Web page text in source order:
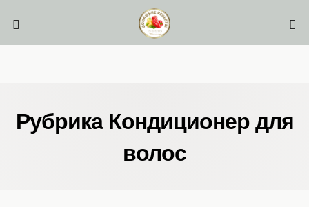
Рубрика Кондиционер для
волос